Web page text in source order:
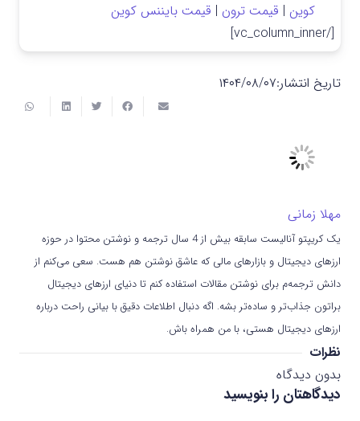
کوین | قیمت ترون | قیمت بایننس کوین
[/vc_column_inner]
تاریخ انتشار:۱۴۰۴/۰۸/۰۷
مهلا زمانی
یک کریپتو آنالیست سابقه بیش از 4 سال ترجمه و نوشتن محتوا در حوزه
ارزهای دیجیتال و بازارهای مالی که عاشق نوشتن هم هست. سعی می‌کنم از
دانش ترجمه‌م برای نوشتن مقالات استفاده کنم تا دنیای ارزهای دیجیتال
براتون جذاب‌تر و ساده‌تر بشه. اگه دنبال اطلاعات دقیق با بیانی راحت درباره
ارزهای دیجیتال هستی، با من همراه باش.
نظرات
بدون دیدگاه
دیدگاهتان را بنویسید